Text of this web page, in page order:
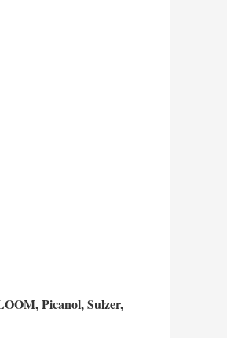
Picanol, Sulzer,